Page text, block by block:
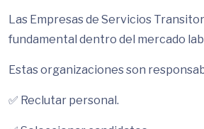
Las Empresas de Servicios
fundamental dentro del mercado
Estas organizaciones son
✅ Reclutar personal.